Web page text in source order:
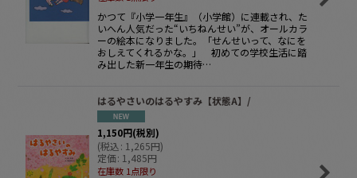
かつて『小学一年生』（小学館）に連載され、た
いへん人気だった“いちねんせい”が、オールカラ
ーの絵本になりました。「せんせいって、なにを
おしえてくれるかな。」 初めての学校生活に踏
み出した新一年生の期待…
はるやさいのはるやすみ【状態A】/
1,150円(税別)
(税込: 1,265円)
定価: 1,485円
在庫数 1点限り